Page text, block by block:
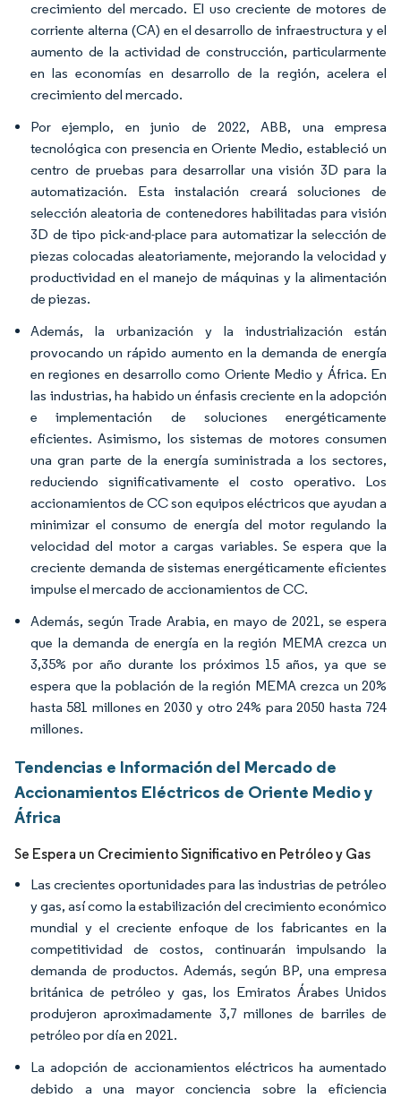
crecimiento del mercado. El uso creciente de motores de
corriente alterna (CA) en el desarrollo de infraestructura y el
aumento de la actividad de construcción, particularmente
en las economías en desarrollo de la región, acelera el
crecimiento del mercado.
Por ejemplo, en junio de 2022, ABB, una empresa
tecnológica con presencia en Oriente Medio, estableció un
centro de pruebas para desarrollar una visión 3D para la
automatización. Esta instalación creará soluciones de
selección aleatoria de contenedores habilitadas para visión
3D de tipo pick-and-place para automatizar la selección de
piezas colocadas aleatoriamente, mejorando la velocidad y
productividad en el manejo de máquinas y la alimentación
de piezas.
Además, la urbanización y la industrialización están
provocando un rápido aumento en la demanda de energía
en regiones en desarrollo como Oriente Medio y África. En
las industrias, ha habido un énfasis creciente en la adopción
e implementación de soluciones energéticamente
eficientes. Asimismo, los sistemas de motores consumen
una gran parte de la energía suministrada a los sectores,
reduciendo significativamente el costo operativo. Los
accionamientos de CC son equipos eléctricos que ayudan a
minimizar el consumo de energía del motor regulando la
velocidad del motor a cargas variables. Se espera que la
creciente demanda de sistemas energéticamente eficientes
impulse el mercado de accionamientos de CC.
Además, según Trade Arabia, en mayo de 2021, se espera
que la demanda de energía en la región MEMA crezca un
3,35% por año durante los próximos 15 años, ya que se
espera que la población de la región MEMA crezca un 20%
hasta 581 millones en 2030 y otro 24% para 2050 hasta 724
millones.
Tendencias e Información del Mercado de
Accionamientos Eléctricos de Oriente Medio y
África
Se Espera un Crecimiento Significativo en Petróleo y Gas
Las crecientes oportunidades para las industrias de petróleo
y gas, así como la estabilización del crecimiento económico
mundial y el creciente enfoque de los fabricantes en la
competitividad de costos, continuarán impulsando la
demanda de productos. Además, según BP, una empresa
británica de petróleo y gas, los Emiratos Árabes Unidos
produjeron aproximadamente 3,7 millones de barriles de
petróleo por día en 2021.
La adopción de accionamientos eléctricos ha aumentado
debido a una mayor conciencia sobre la eficiencia